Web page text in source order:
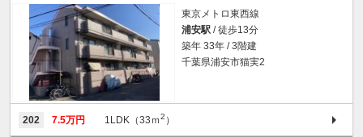
東京メトロ東西線
浦安駅 / 徒歩13分
築年 33年 / 3階建
千葉県浦安市猫実2
202 7.5万円 1LDK（33ｍ2 ）